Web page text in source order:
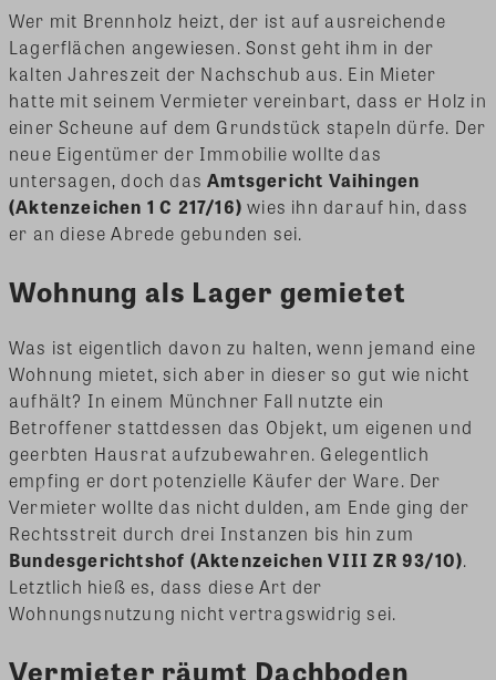
Wer mit Brennholz heizt, der ist auf ausreichende
Lagerflächen angewiesen. Sonst geht ihm in der
kalten Jahreszeit der Nachschub aus. Ein Mieter
hatte mit seinem Vermieter vereinbart, dass er Holz in
einer Scheune auf dem Grundstück stapeln dürfe. Der
neue Eigentümer der Immobilie wollte das
untersagen, doch dasAmtsgericht Vaihingen
(Aktenzeichen 1 C 217/16)wies ihn darauf hin, dass
er an diese Abrede gebunden sei.
Wohnung als Lager gemietet
Was ist eigentlich davon zu halten, wenn jemand eine
Wohnung mietet, sich aber in dieser so gut wie nicht
aufhält? In einem Münchner Fall nutzte ein
Betroffener stattdessen das Objekt, um eigenen und
geerbten Hausrat aufzubewahren. Gelegentlich
empfing er dort potenzielle Käufer der Ware. Der
Vermieter wollte das nicht dulden, am Ende ging der
Rechtsstreit durch drei Instanzen bis hin zum
Bundesgerichtshof (Aktenzeichen VIII ZR 93/10).
Letztlich hieß es, dass diese Art der
Wohnungsnutzung nicht vertragswidrig sei.
Vermieter räumt Dachboden